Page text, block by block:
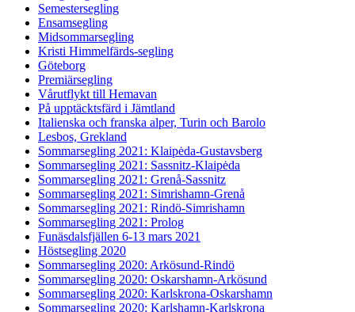
Semestersegling
Ensamsegling
Midsommarsegling
Kristi Himmelfärds-segling
Göteborg
Premiärsegling
Vårutflykt till Hemavan
På upptäcktsfärd i Jämtland
Italienska och franska alper, Turin och Barolo
Lesbos, Grekland
Sommarsegling 2021: Klaipėda-Gustavsberg
Sommarsegling 2021: Sassnitz-Klaipėda
Sommarsegling 2021: Grenå-Sassnitz
Sommarsegling 2021: Simrishamn-Grenå
Sommarsegling 2021: Rindö-Simrishamn
Sommarsegling 2021: Prolog
Funäsdalsfjällen 6-13 mars 2021
Höstsegling 2020
Sommarsegling 2020: Arkösund-Rindö
Sommarsegling 2020: Oskarshamn-Arkösund
Sommarsegling 2020: Karlskrona-Oskarshamn
Sommarsegling 2020: Karlshamn-Karlskrona